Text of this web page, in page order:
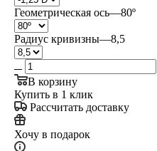
Геометрическая ось—80º
Радиус кривизны—8,5
В корзину
Купить в 1 клик
Рассчитать доставку
Хочу в подарок